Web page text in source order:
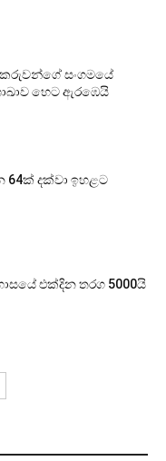
සංගමයේ
හෙට ඇරඹෙයි
දක්වා ඉහළට
එක්දින තරග 5000යි